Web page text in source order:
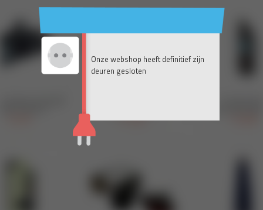
Onze webshop heeft definitief zijn
deuren gesloten